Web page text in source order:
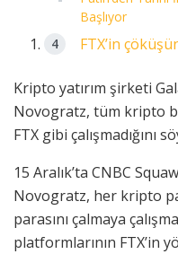
Başlıyor
FTX’in
Kripto yatırım şirketi
Novogratz, tüm kripto
FTX gibi çalışmadığını
15 Aralık’ta CNBC
Novogratz, her kripto
parasını çalmaya
platformlarının FTX’in